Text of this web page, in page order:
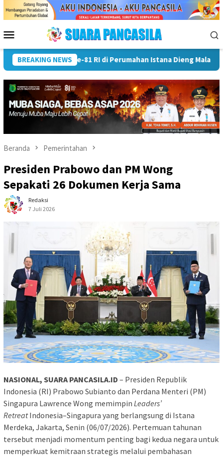
Menu
Mobile
BREAKING NEWS
Wali Kota Lubuk Linggau Kukuhkan Pramuka Garuda dan
Beranda Pemerintahan
Presiden Prabowo dan PM Wong
Sepakati 26 Dokumen Kerja Sama
Redaksi
7 Juli 2026
NASIONAL, SUARA PANCASILA.ID – Presiden Republik
Indonesia (RI) Prabowo Subianto dan Perdana Menteri (PM)
Singapura Lawrence Wong memimpin Leaders’
RetreatIndonesia–Singapura yang berlangsung di Istana
Merdeka, Jakarta, Senin (06/07/2026). Pertemuan tahunan
tersebut menjadi momentum penting bagi kedua negara untuk
memperkuat kemitraan strategis melalui pembahasan